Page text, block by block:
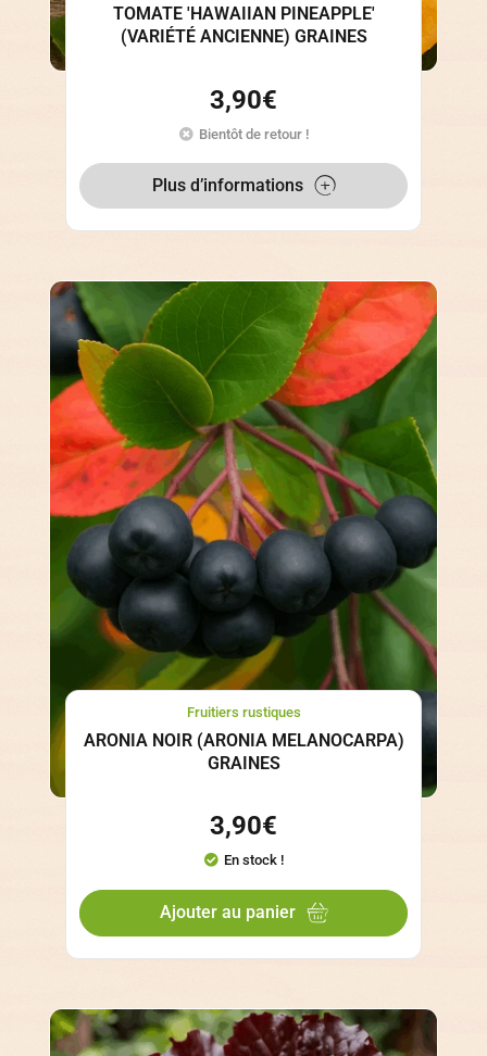
TOMATE 'HAWAIIAN PINEAPPLE'
(VARIÉTÉ ANCIENNE) GRAINES
3,90€
Bientôt de retour !
Plus d’informations
Fruitiers rustiques
ARONIA NOIR (ARONIA MELANOCARPA)
GRAINES
3,90€
En stock !
Ajouter au panier